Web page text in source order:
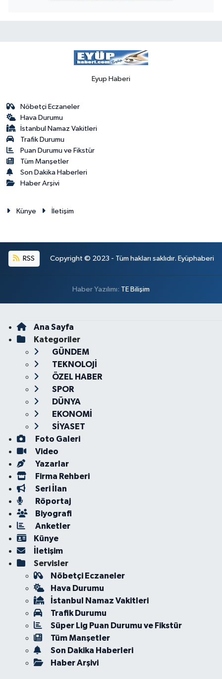
Eyup Haberi
Nöbetçi Eczaneler
Hava Durumu
İstanbul Namaz Vakitleri
Trafik Durumu
Puan Durumu ve Fikstür
Tüm Manşetler
Son Dakika Haberleri
Haber Arşivi
Künye İletişim
RSS Copyright © 2023 - Tüm hakları saklıdır. Eyüphaberi
Haber Yazılımı: TE Bilişim
Ana Sayfa
Kategoriler
GÜNDEM
TEKNOLOJİ
ÖZEL HABER
SPOR
DÜNYA
EKONOMİ
SİYASET
Foto Galeri
Video
Yazarlar
Firma Rehberi
Seri İlan
Röportaj
Biyografi
Anketler
Künye
İletişim
Servisler
Nöbetçi Eczaneler
Hava Durumu
İstanbul Namaz Vakitleri
Trafik Durumu
Süper Lig Puan Durumu ve Fikstür
Tüm Manşetler
Son Dakika Haberleri
Haber Arşivi